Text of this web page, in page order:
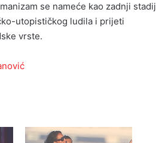
se nameće kao zadnji stadij
utopističkog ludila i prijeti
vrste.